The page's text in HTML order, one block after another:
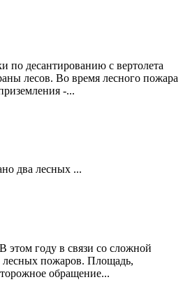
по десантированию с вертолета
лесов. Во время лесного пожара
-...
два лесных ...
этом году в связи со сложной
лесных пожаров. Площадь,
обращение...